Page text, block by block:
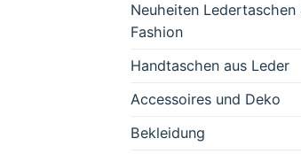
Neuheiten Ledertaschen
Fashion
Handtaschen aus Leder
Accessoires und Deko
Bekleidung